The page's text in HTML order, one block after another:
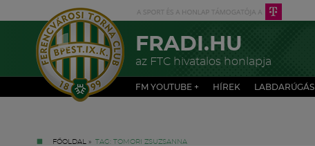
FRADI.HU
az FTC hivatalos honlapja
FM YOUTUBE + HÍREK LABDARÚGÁS
FŐOLDAL » TAG: TOMORI ZSUZSANNA